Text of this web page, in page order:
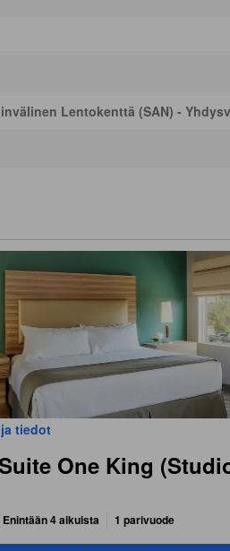
Lentokenttä (SAN) -
tiedot
One King
Enintään 4 aikuista 1 parivuode